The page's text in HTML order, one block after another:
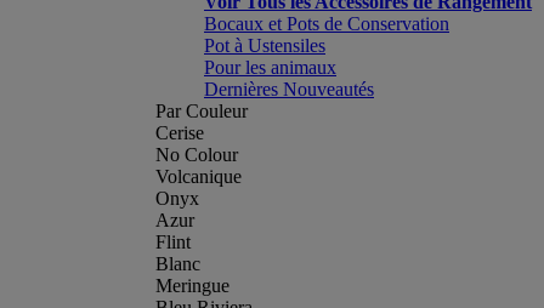
Bocaux et Pots de Conservation
Pot à Ustensiles
Pour les animaux
Dernières Nouveautés
Par Couleur
Cerise
No Colour
Volcanique
Onyx
Azur
Flint
Blanc
Meringue